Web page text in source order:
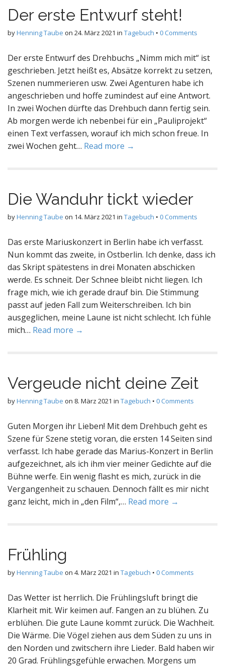
Der erste Entwurf steht!
byHenning Taube on 24. März 2021 in Tagebuch • 0 Comments
Der erste Entwurf des Drehbuchs „Nimm mich mit“ ist
geschrieben. Jetzt heißt es, Absätze korrekt zu setzen,
Szenen nummerieren usw. Zwei Agenturen habe ich
angeschrieben und hoffe zumindest auf eine Antwort.
In zwei Wochen dürfte das Drehbuch dann fertig sein.
Ab morgen werde ich nebenbei für ein „Pauliprojekt“
einen Text verfassen, worauf ich mich schon freue. In
zwei Wochen geht… Read more →
Die Wanduhr tickt wieder
byHenning Taube on 14. März 2021 in Tagebuch • 0 Comments
Das erste Mariuskonzert in Berlin habe ich verfasst.
Nun kommt das zweite, in Ostberlin. Ich denke, dass ich
das Skript spätestens in drei Monaten abschicken
werde. Es schneit. Der Schnee bleibt nicht liegen. Ich
frage mich, wie ich gerade drauf bin. Die Stimmung
passt auf jeden Fall zum Weiterschreiben. Ich bin
ausgeglichen, meine Laune ist nicht schlecht. Ich fühle
mich… Read more →
Vergeude nicht deine Zeit
byHenning Taube on 8. März 2021 in Tagebuch • 0 Comments
Guten Morgen ihr Lieben! Mit dem Drehbuch geht es
Szene für Szene stetig voran, die ersten 14 Seiten sind
verfasst. Ich habe gerade das Marius-Konzert in Berlin
aufgezeichnet, als ich ihm vier meiner Gedichte auf die
Bühne werfe. Ein wenig flasht es mich, zurück in die
Vergangenheit zu schauen. Dennoch fällt es mir nicht
ganz leicht, mich in „den Film“,… Read more →
Frühling
byHenning Taube on 4. März 2021 in Tagebuch • 0 Comments
Das Wetter ist herrlich. Die Frühlingsluft bringt die
Klarheit mit. Wir keimen auf. Fangen an zu blühen. Zu
erblühen. Die gute Laune kommt zurück. Die Wachheit.
Die Wärme. Die Vögel ziehen aus dem Süden zu uns in
den Norden und zwitschern ihre Lieder. Bald haben wir
20 Grad. Frühlingsgefühle erwachen. Morgens um